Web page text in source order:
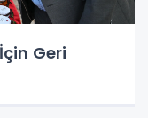
Geri